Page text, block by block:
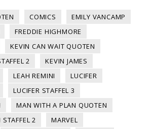
COMICS
EMILY VANCAMP
FREDDIE HIGHMORE
KEVIN CAN WAIT QUOTEN
2
KEVIN JAMES
LEAH REMINI
LUCIFER
LUCIFER STAFFEL 3
MAN WITH A PLAN QUOTEN
2
MARVEL